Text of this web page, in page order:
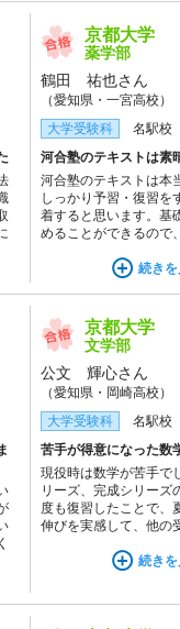
京都大学
薬学部
鶴田 祐也さん
（愛知県・一宮高校）
大学受験科
名駅校
河合塾のテキストは素
河合塾のテキストは本
しっかり予習・復習を
着すると思います。基
めることができるので
続きを
京都大学
文学部
公文 輝心さん
（愛知県・岡崎高校）
大学受験科
名駅校
苦手が得意になった数
現役時は数学が苦手で
リーズ、完成シリーズ
度も復習したことで、
伸びを実感して、他の
なったことで大きな自
続きを